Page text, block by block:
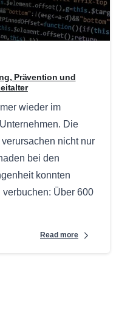
Prävention und
wieder im
Die
nicht nur
bei den
konnten
Über 600
Read more